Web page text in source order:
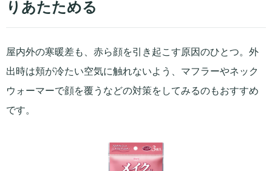
りあたためる
屋内外の寒暖差も、赤ら顔を引き起こす原因のひとつ。外
出時は頬が冷たい空気に触れないよう、マフラーやネック
ウォーマーで顔を覆うなどの対策をしてみるのもおすすめ
です。